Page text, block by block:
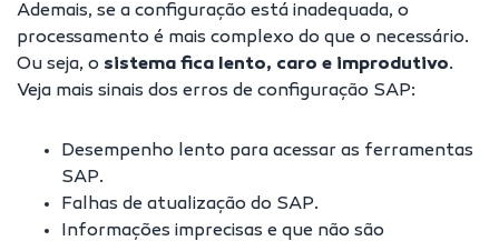
Ademais, se a configuração está inadequada, o
processamento é mais complexo do que o necessário.
Ou seja, o sistema fica lento, caro e improdutivo.
Veja mais sinais dos erros de configuração SAP:
Desempenho lento para acessar as ferramentas
SAP.
Falhas de atualização do SAP.
Informações imprecisas e que não são